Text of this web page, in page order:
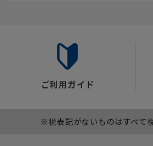
ご利用ガイド
※税表記がないものはすべて